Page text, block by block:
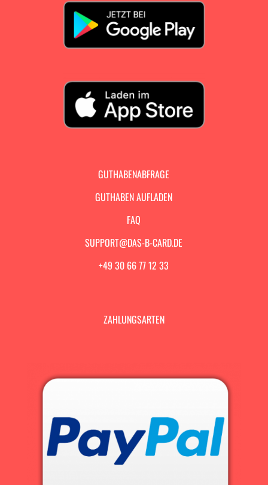
GUTHABENABFRAGE
GUTHABEN AUFLADEN
FAQ
SUPPORT@DAS-B-CARD.DE
+49 30 66 77 12 33
ZAHLUNGSARTEN